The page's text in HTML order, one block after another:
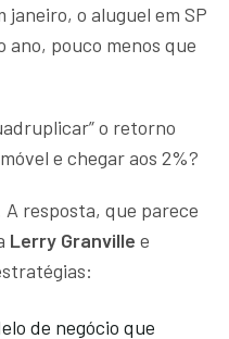
janeiro, o aluguel em SP
ano, pouco menos que
o retorno
e chegar aos 2%?
A resposta, que parece
Lerry Granville e
de negócio que